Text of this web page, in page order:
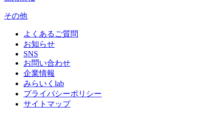
その他
よくあるご質問
お知らせ
SNS
お問い合わせ
企業情報
みらいくlab
プライバシーポリシー
サイトマップ